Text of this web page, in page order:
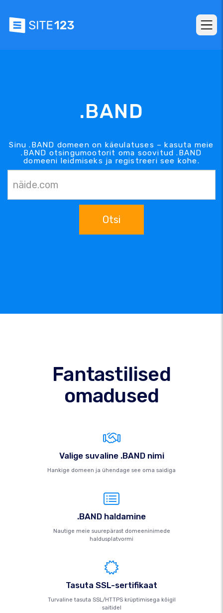
.BAND
Sinu .BAND domeen on käeulatuses – kasuta meie
.BAND otsingumootorit oma soovitud .BAND
domeeni leidmiseks ja registreeri see kohe.
Otsi
Fantastilised
omadused
Valige suvaline .BAND nimi
Hankige domeen ja ühendage see oma saidiga
.BAND haldamine
Nautige meie suurepärast domeeninimede
haldusplatvormi
Tasuta SSL-sertifikaat
Turvaline tasuta SSL/HTTPS krüptimisega kõigil
saitidel